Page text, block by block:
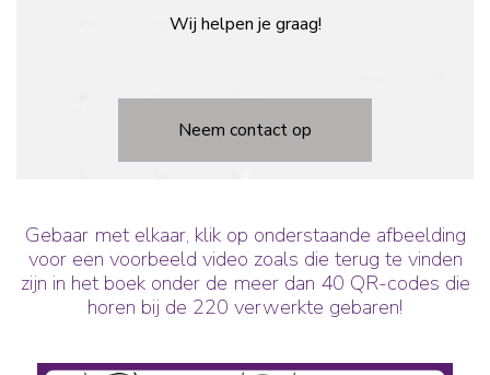
Wij helpen je graag!
Neem contact op
Gebaar met elkaar, klik op onderstaande afbeelding
voor een voorbeeld video zoals die terug te vinden
zijn in het boek onder de meer dan 40 QR-codes die
horen bij de 220 verwerkte gebaren!